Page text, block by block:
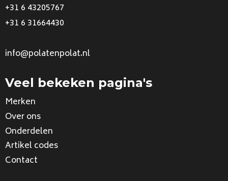
+31 6 43205767
+31 6 31664430
info@polatenpolat.nl
Veel bekeken pagina's
Merken
Over ons
Onderdelen
Artikel codes
Contact